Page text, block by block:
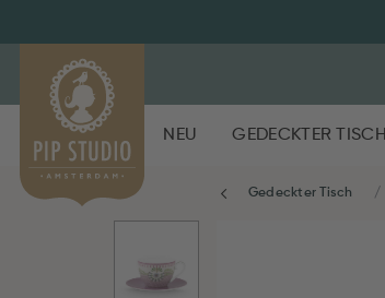
NEU GEDECKTER TISCH
Gedeckter Tisch